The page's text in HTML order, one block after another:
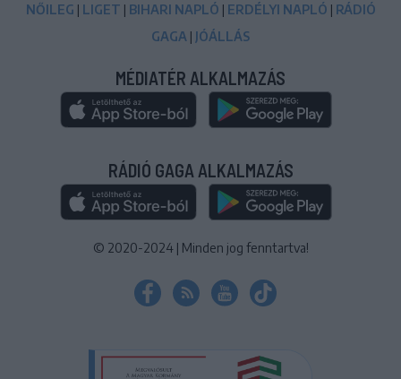
NŐILEG | LIGET | BIHARI NAPLÓ | ERDÉLYI NAPLÓ | RÁDIÓ
GAGA | JÓÁLLÁS
MÉDIATÉR ALKALMAZÁS
RÁDIÓ GAGA ALKALMAZÁS
© 2020-2024 | Minden jog fenntartva!